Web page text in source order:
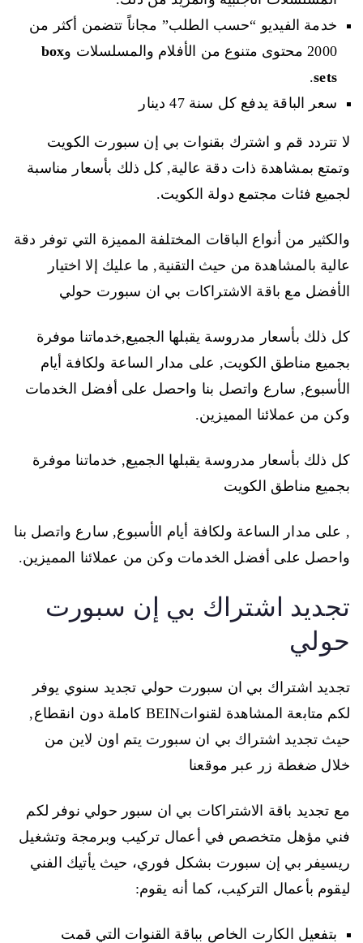
خدمة الفيديو “حسب الطلب” مجاناً تتضمن أكثر من
2000 محتوى متنوع من الأفلام والمسلسلات و
box
sets
.
سعر الباقة يدفع كل سنة 47 دينار
لا تتردد قم و اشترك بقنوات بي إن سبورت الكويت
وتمتع بمشاهدة ذات دقة عالية, كل ذلك بأسعار مناسبة
لجميع فئات مجتمع دولة الكويت.
والكثير من أنواع الباقات المختلفة المميزة التي توفر دقة
عالية بالمشاهدة من حيث التقنية, ما عليك إلا اختيار
الأفضل مع باقة الاشتراكات بي ان سبورت حولي
كل ذلك بأسعار مدروسة يقبلها الجميع,خدماتنا موفرة
بجميع مناطق الكويت, على مدار الساعة ولكافة أيام
الأسبوع, سارع واتصل بنا واحصل على أفضل الخدمات
وكن من عملائنا المميزين.
كل ذلك بأسعار مدروسة يقبلها الجميع, خدماتنا موفرة
بجميع مناطق الكويت
, على مدار الساعة ولكافة أيام الأسبوع, سارع واتصل بنا
واحصل على أفضل الخدمات وكن من عملائنا المميزين.
تجديد اشتراك بي إن سبورت
حولي
تجديد اشتراك بي ان سبورت حولي تجديد سنوي يوفر
لكم متابعة المشاهدة لقنواتBEIN كاملة دون انقطاع,
حيث تجديد اشتراك بي ان سبورت يتم اون لاين من
خلال ضغطة زر عبر موقعنا
مع تجديد باقة الاشتراكات بي ان سبور حولي نوفر لكم
فني مؤهل متخصص في أعمال تركيب وبرمجة وتشغيل
ريسيفر بي إن سبورت بشكل فوري، حيث يأتيك الفني
ليقوم بأعمال التركيب، كما أنه يقوم:
بتفعيل الكارت الخاص بباقة القنوات التي قمت